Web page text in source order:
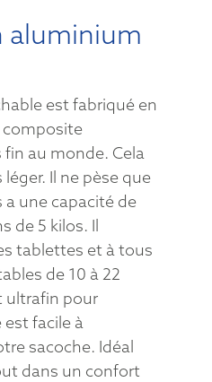
aluminium
est fabriqué en
composite
fin au monde. Cela
Il ne pèse que
a une capacité de
de 5 kilos. Il
tablettes et à tous
de 10 à 22
ultrafin pour
facile à
sacoche. Idéal
dans un confort